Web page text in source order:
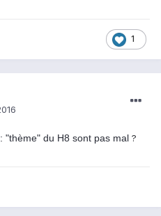
1
"thème" du H8 sont pas mal ?